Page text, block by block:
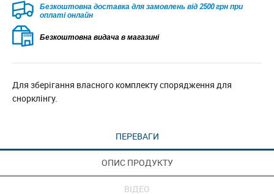
Безкоштовна доставка для замовлень від 2500 грн при
оплаті онлайн
Безкоштовна видача в магазині
Для зберігання власного комплекту спорядження для
снорклінгу.
ПЕРЕВАГИ
ОПИС ПРОДУКТУ
ВІДЕО